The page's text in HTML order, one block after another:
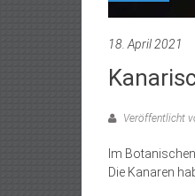
18. April 2021
Veröffentlicht
Im
Die Kanaren